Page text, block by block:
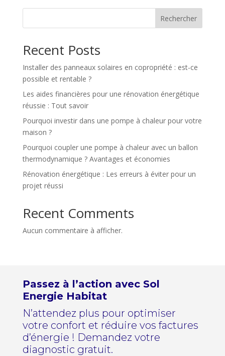
Rechercher
Recent Posts
Installer des panneaux solaires en copropriété : est-ce
possible et rentable ?
Les aides financières pour une rénovation énergétique
réussie : Tout savoir
Pourquoi investir dans une pompe à chaleur pour votre
maison ?
Pourquoi coupler une pompe à chaleur avec un ballon
thermodynamique ? Avantages et économies
Rénovation énergétique : Les erreurs à éviter pour un
projet réussi
Recent Comments
Aucun commentaire à afficher.
Passez à l’action avec Sol
Energie Habitat
N’attendez plus pour optimiser
votre confort et réduire vos factures
d’énergie ! Demandez votre
diagnostic gratuit.